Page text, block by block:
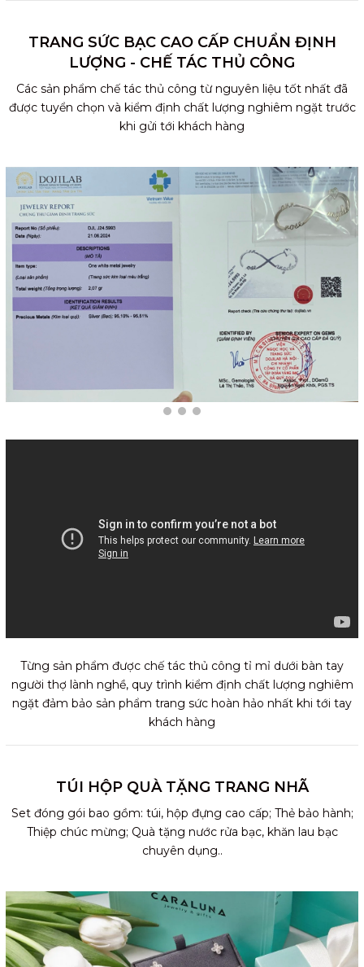
TRANG SỨC BẠC CAO CẤP CHUẨN ĐỊNH
LƯỢNG - CHẾ TÁC THỦ CÔNG
Các sản phẩm chế tác thủ công từ nguyên liệu tốt nhất đã
được tuyển chọn và kiểm định chất lượng nghiêm ngặt trước
khi gửi tới khách hàng
Từng sản phẩm được chế tác thủ công tỉ mỉ dưới bàn tay
người thợ lành nghề, quy trình kiểm định chất lượng nghiêm
ngặt đảm bảo sản phẩm trang sức hoàn hảo nhất khi tới tay
khách hàng
TÚI HỘP QUÀ TẶNG TRANG NHÃ
Set đóng gói bao gồm: túi, hộp đựng cao cấp; Thẻ bảo hành;
Thiệp chúc mừng; Quà tặng nước rửa bạc, khăn lau bạc
chuyên dụng..